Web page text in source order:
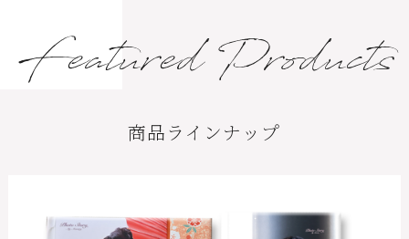
Featured Products
商品ラインナップ